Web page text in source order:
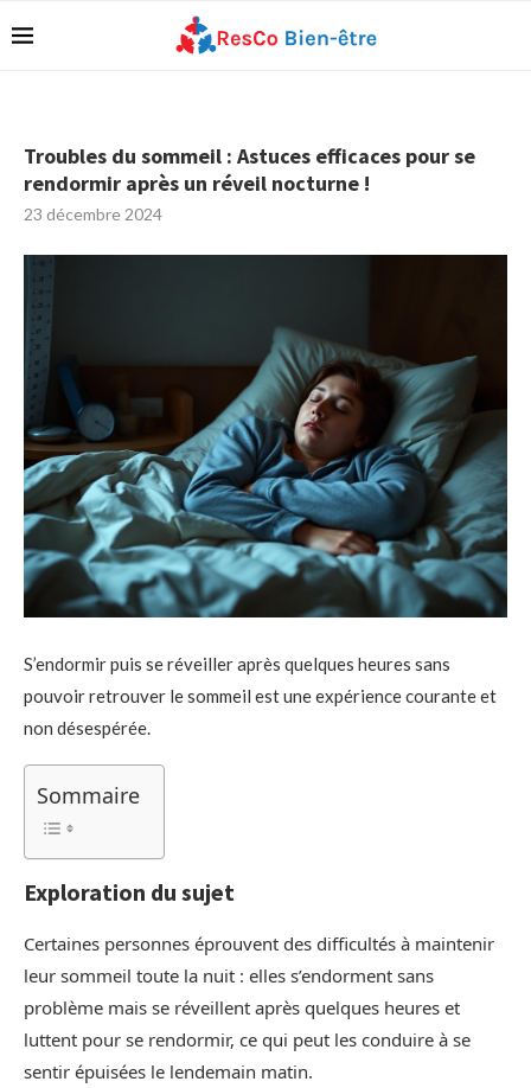
Troubles du sommeil : Astuces efficaces pour se
rendormir après un réveil nocturne !
23 décembre 2024
S’endormir puis se réveiller après quelques heures sans
pouvoir retrouver le sommeil est une expérience courante et
non désespérée.
Sommaire
Exploration du sujet
Certaines personnes éprouvent des difficultés à maintenir
leur sommeil toute la nuit : elles s’endorment sans
problème mais se réveillent après quelques heures et
luttent pour se rendormir, ce qui peut les conduire à se
sentir épuisées le lendemain matin.